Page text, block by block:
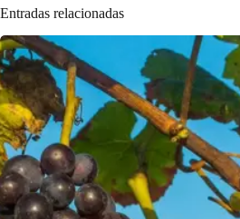
Entradas relacionadas